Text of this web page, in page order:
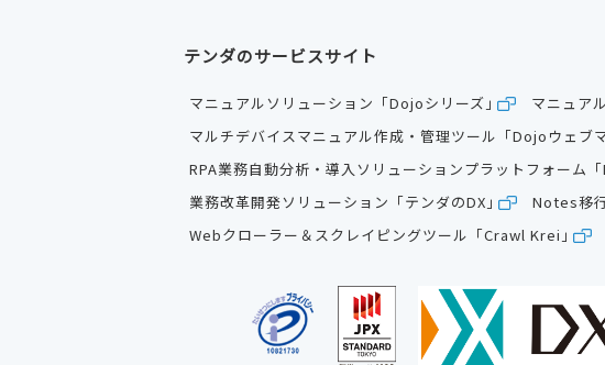
テンダのサービスサイト
マニュアルソリューション「Dojoシリーズ」 マニュア
マルチデバイスマニュアル作成・管理ツール「Dojoウェブ
RPA業務自動分析・導入ソリューションプラットフォーム
業務改革開発ソリューション「テンダのDX」
Notes移
Webクローラー＆スクレイピングツール「Crawl Krei」